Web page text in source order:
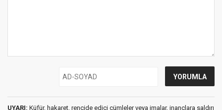
UYARI: Küfür, hakaret, rencide edici cümleler veya imalar, inançlara saldırı